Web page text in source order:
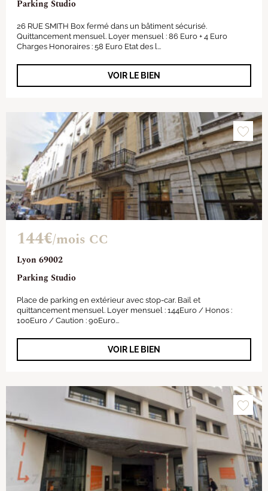
Parking Studio
26 RUE SMITH Box fermé dans un bâtiment sécurisé.
Quittancement mensuel. Loyer mensuel : 86 Euro + 4 Euro
Charges Honoraires : 58 Euro Etat des l...
VOIR LE BIEN
Lyon 69002
Parking Studio
144€/mois CC
Place de parking en extérieur avec stop-car. Bail et
quittancement mensuel. Loyer mensuel : 144Euro / Honos :
100Euro / Caution : 90Euro...
VOIR LE BIEN